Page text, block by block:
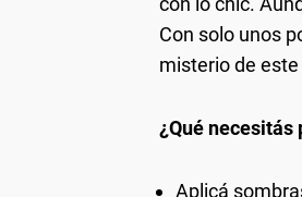
Con solo unos
misterio de
¿Qué
Aplicá